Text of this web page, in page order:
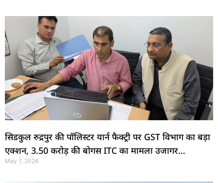
सिडकुल रुद्रपुर की पॉलिस्टर यार्न फैक्ट्री पर GST विभाग का बड़ा
एक्शन, 3.50 करोड़ की बोगस ITC का मामला उजागर…
May 7, 2026